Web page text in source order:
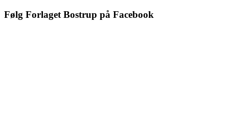
Følg Forlaget Bostrup på Facebook